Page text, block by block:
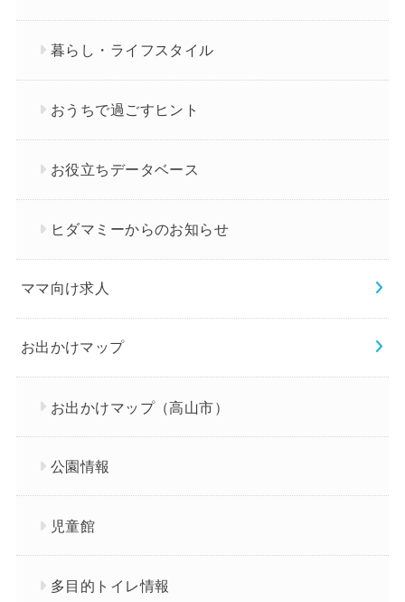
暮らし・ライフスタイル
おうちで過ごすヒント
お役立ちデータベース
ヒダマミーからのお知らせ
ママ向け求人
お出かけマップ
お出かけマップ（高山市）
公園情報
児童館
多目的トイレ情報